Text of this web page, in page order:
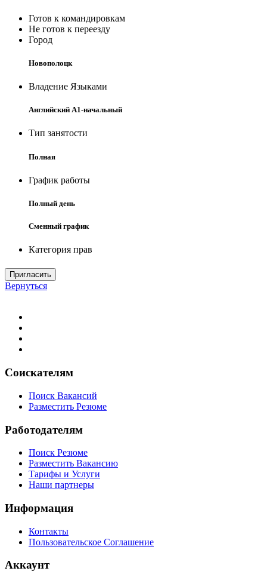
Готов к командировкам
Не готов к переезду
Город
Новополоцк
Владение Языками
Английский A1-начальный
Тип занятости
Полная
График работы
Полный день
Сменный график
Категория прав
Пригласить
Вернуться
Соискателям
Поиск Вакансий
Разместить Резюме
Работодателям
Поиск Резюме
Разместить Вакансию
Тарифы и Услуги
Наши партнеры
Информация
Контакты
Пользовательское Соглашение
Аккаунт